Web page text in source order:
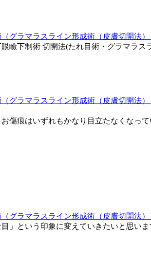
瞼下制術 切開法(たれ目術・グラマラ
傷痕はいずれもかなり目立たなくなって
」という印象に変えていきたいと思いま